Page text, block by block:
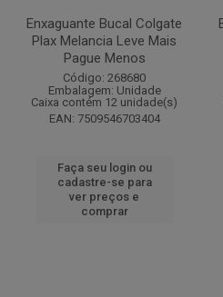
Enxaguante Bucal Colgate
Plax Melancia Leve Mais
Pague Menos
Código: 268680
Embalagem: Unidade
Caixa contém 12 unidade(s)
EAN: 7509546703404
Faça seu login ou
cadastre-se para
ver preços e
comprar